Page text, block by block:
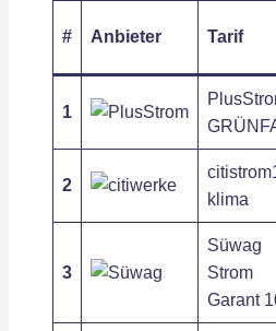
# Anbieter Tarif
1
2
klima
3
Süwag
Strom
Garant